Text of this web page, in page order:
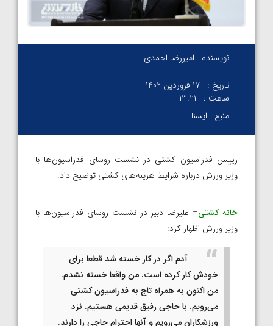
نویسنده: امیررضا احمدی
تاریخ : 17 فروردین 1402
ساعت :
۱۳:۲۱
منبع: ایسنا
رییس فدراسیون کشتی در نشست روسای فدراسیون‌ها با
وزیر ورزش درباره شرایط هزینه‌های کشتی توضیح داد.
خانه کشتی– علیرضا دبیر در نشست روسای فدراسیون‌ها با
وزیر ورزش اظهار کرد:
آدم اگر در کار خسته شد قطعا برای
خودش کار کرده است. من واقعا خسته نشدم.
من اکنون به همراه تاج به فدراسیون کشتی
می‌رویم. با حاجی رفیق قدیمی هستیم. نزد
ورزشکاران می‌رویم و آنها احترام حاجی را دارند.